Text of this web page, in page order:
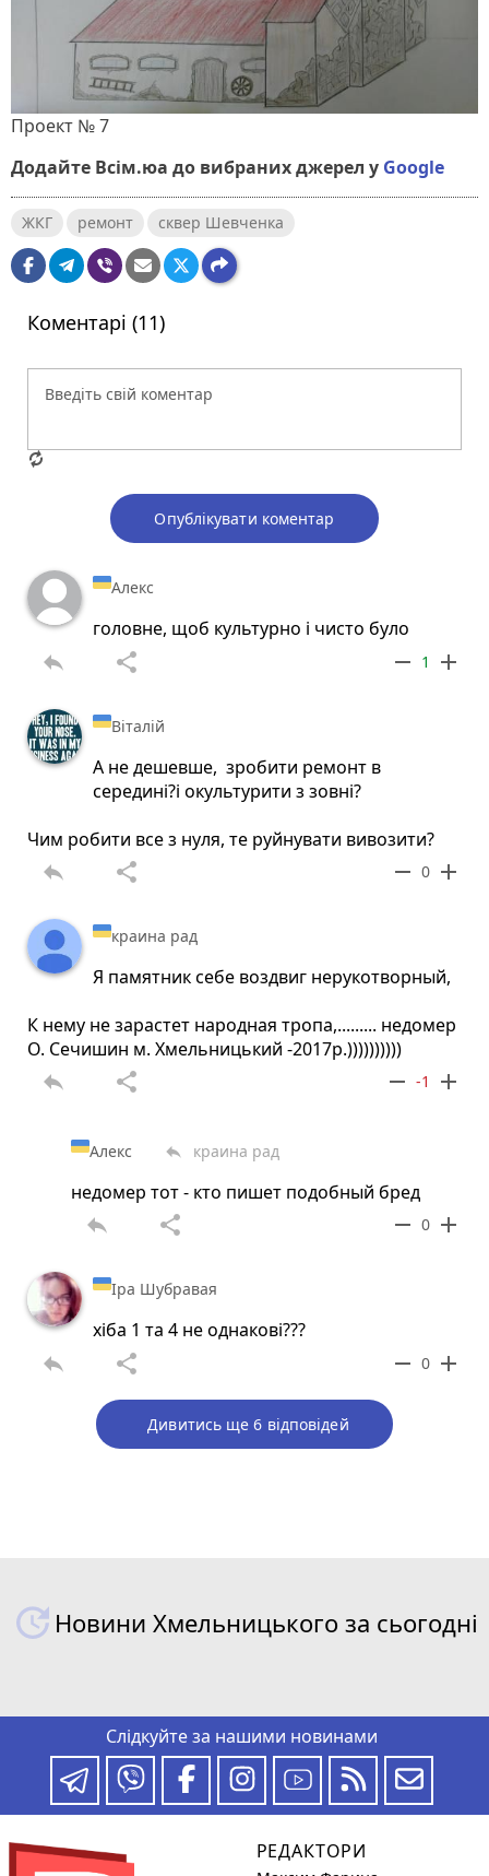
Проект № 7
Додайте Всім.юа до вибраних джерел у Google
ЖКГ ремонт сквер Шевченка
Коментарі (11)
Опублікувати коментар
Алекс
головне, щоб культурно і чисто було
reply share remove 1 add
Віталій
А не дешевше, зробити ремонт в
середині?і окультурити з зовні?
Чим робити все з нуля, те руйнувати вивозити?
reply share remove 0 add
краина рад
Я памятник себе воздвиг нерукотворный,
К нему не зарастет народная тропа,......... недомер
О. Сечишин м. Хмельницький -2017р.))))))))))
reply share remove -1 add
Алекс reply краина рад
недомер тот - кто пишет подобный бред
reply share remove 0 add
Іра Шубравая
хіба 1 та 4 не однакові???
reply share remove 0 add
Дивитись ще 6 відповідей
Новини Хмельницького за сьогодні
Слідкуйте за нашими новинами
РЕДАКТОРИ